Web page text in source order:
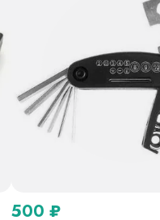
500 ₽